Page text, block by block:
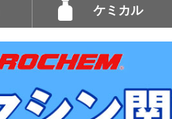
ケミカル